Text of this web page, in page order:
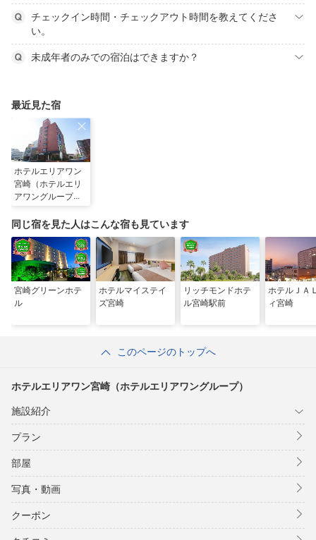
チェックイン時間・チェックアウト時間を教えてくださ
い。
未成年者のみでの宿泊はできますか？
最近見た宿
ホテルエリアワン
宮崎（ホテルエリ
アワングループ）
同じ宿を見た人はこんな宿も見ています
宮崎グリーンホテ
ル
ホテルマイステイ
ズ宮崎
リッチモンドホテ
ル宮崎駅前
ホテルＪＡ
ィ宮崎
このページのトップへ
ホテルエリアワン宮崎（ホテルエリアワングループ）
施設紹介
プラン
部屋
写真・動画
クーポン